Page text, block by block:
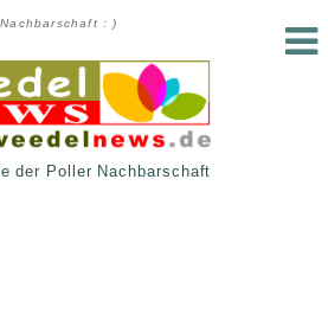
: )
der Poller Nachbarschaft